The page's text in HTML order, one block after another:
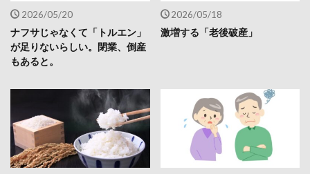
2026/05/20
ナフサじゃなくて「トルエン」
が足りないらしい。閉業、倒産
もあると。
2026/05/18
激増する「老後破産」